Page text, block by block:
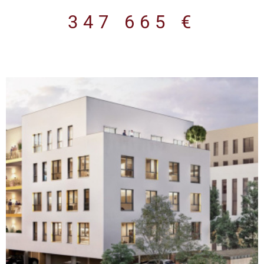
lien avec le domaine de la santé Le programme Immeuble neuf
par pompe à chaleur réversible, éclairage LED, fibre optique,
vidéophonie). Plateaux livrés aménagés et prêts à cloisonner
selon vos besoins Revêtements de sol en PVC pour les lots
privatifs Plinthes électriques périphériques intégrées Éclairages
LED encastré Précâblage fibre optique et arrivée téléphonique
par colonne montante. Sanitaires équipés (WC suspendus,
vasque avec miroir et applique lumineuse). Parties communes
soignées : hall daccueil décoré, ascenseur aux normes PMR 8
personnes, local vélos, espaces verts paysagers. Parkings en
sous-sol et en extérieur sécurisés avec accès par portail
automatique. Espaces verts paysagés Certains lots bénéficient
de terrasses privatives. Les lots disponiblesDes surfaces
variées à partir de 48 m² jusqu'à plus de 500 m² (étage
complet), permettant aussi bien linstallation de cabinets
individuels que de maisons de santé pluridisciplinaires, centres
347 665 €
VOIR LE BIEN